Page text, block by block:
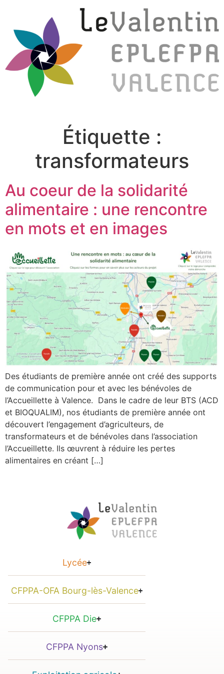
Étiquette :
transformateurs
Au coeur de la solidarité
alimentaire : une rencontre
en mots et en images
Des étudiants de première année ont créé des supports
de communication pour et avec les bénévoles de
l’Accueillette à Valence. Dans le cadre de leur BTS (ACD
et BIOQUALIM), nos étudiants de première année ont
découvert l’engagement d’agriculteurs, de
transformateurs et de bénévoles dans l’association
l’Accueillette. Ils œuvrent à réduire les pertes
alimentaires en créant […]
Lycée
CFPPA-OFA Bourg-lès-Valence
CFPPA Die
CFPPA Nyons